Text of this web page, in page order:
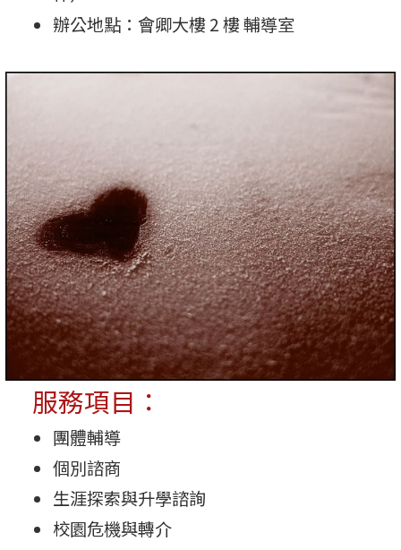
辦公地點：會卿大樓 2 樓 輔導室
服務項目：
團體輔導
個別諮商
生涯探索與升學諮詢
校園危機與轉介